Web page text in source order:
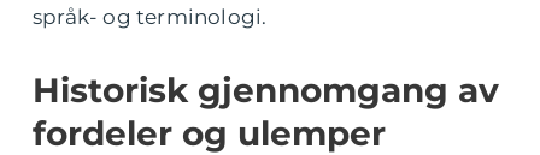
språk- og terminologi.
Historisk gjennomgang av
fordeler og ulemper